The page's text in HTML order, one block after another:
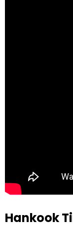
Hankook